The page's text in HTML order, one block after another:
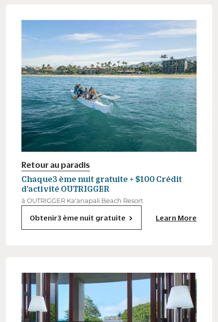
Retour au paradis
Chaque3 ème nuit gratuite + $100 Crédit
d'activité OUTRIGGER
à OUTRIGGER Ka'anapali Beach Resort
Obtenir3 ème nuit gratuite Learn More